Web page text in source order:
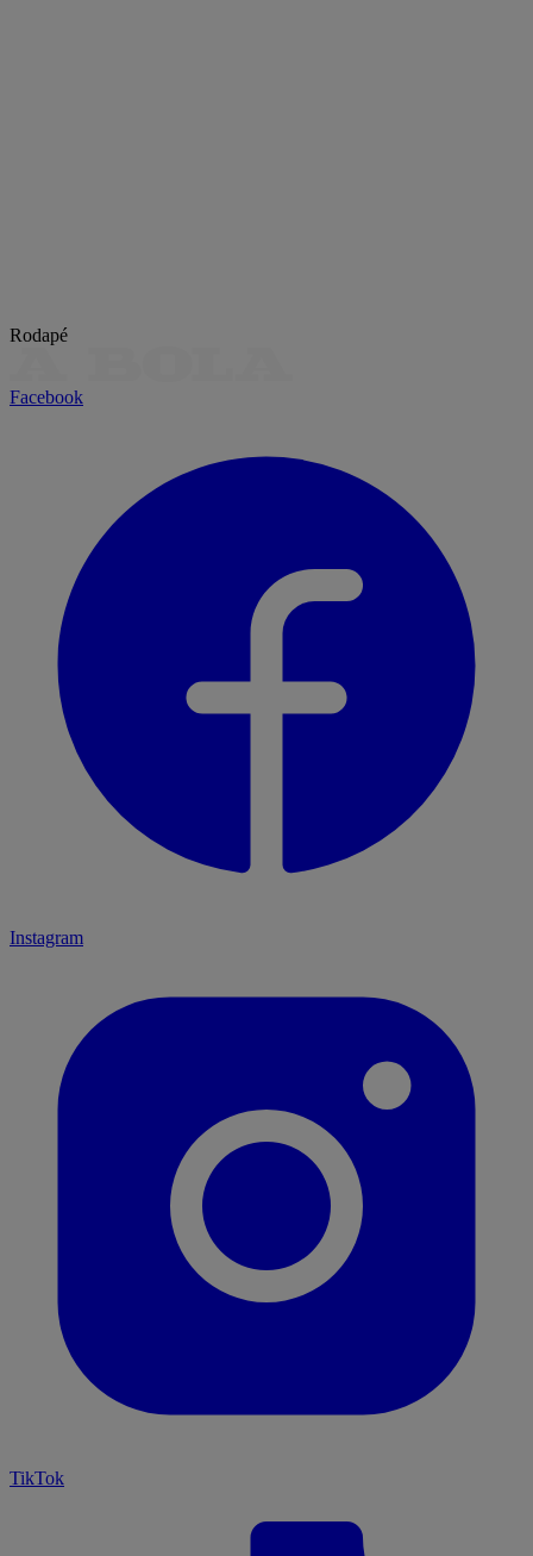
Rodapé
Facebook
Instagram
TikTok